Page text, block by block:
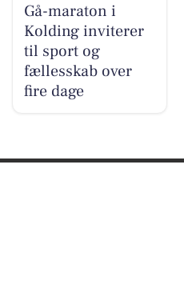
Gå-maraton i
Kolding inviterer
til sport og
fællesskab over
fire dage